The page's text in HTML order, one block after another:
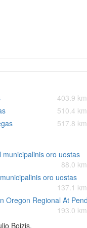
403.9
510.4
517.8
municipalinis oro uostas
88.0
oro uostas
137.1
Oregon Regional At
193.0
Boizis.